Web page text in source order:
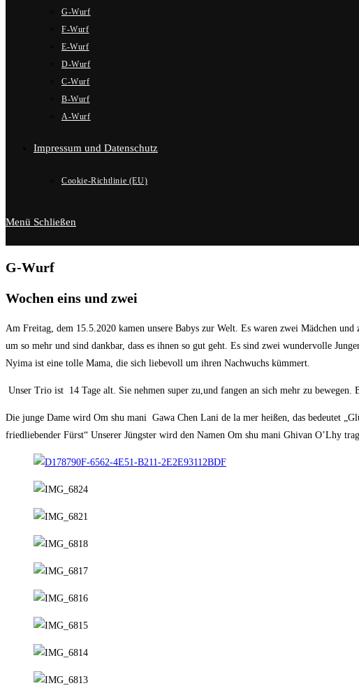
G-Wurf
F-Wurf
E-Wurf
D-Wurf
C-Wurf
B-Wurf
A-Wurf
Impressum und Datenschutz
Cookie-Richtlinie (EU)
Menü Schließen
G-Wurf
Wochen eins und zwei
Am Freitag, dem 15.5.2020 kamen unsere Babys zur Welt. Es waren zwei Mädchen
um so mehr und sind dankbar, dass es ihnen so gut geht. Es sind zwei wundervolle
Nyima ist eine tolle Mama, die sich liebevoll um ihren Nachwuchs kümmert.
Unser Trio ist 14 Tage alt. Sie nehmen super zu,und fangen an sich mehr zu
Die junge Dame wird Om shu mani Gawa Chen Lani de la mer heißen, das bedeutet
friedliebender Fürst“ Unserer Jüngster wird den Namen Om shu mani Ghivan O’Lhy